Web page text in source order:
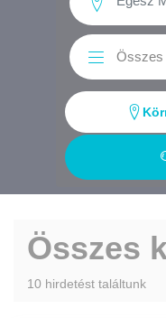
Összes
10 hirdetést találtunk